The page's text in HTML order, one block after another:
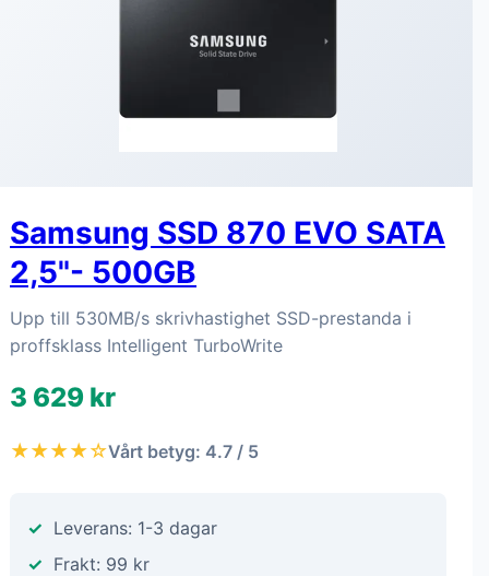
Samsung SSD 870 EVO SATA
2,5"- 500GB
Upp till 530MB/s skrivhastighet SSD-prestanda i
proffsklass Intelligent TurboWrite
3 629 kr
★★★★☆Vårt betyg: 4.7 / 5
Leverans: 1-3 dagar
Frakt: 99 kr